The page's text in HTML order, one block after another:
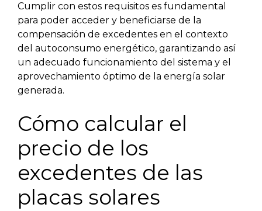
Cumplir con estos requisitos es fundamental
para poder acceder y beneficiarse de la
compensación de excedentes en el contexto
del autoconsumo energético, garantizando así
un adecuado funcionamiento del sistema y el
aprovechamiento óptimo de la energía solar
generada.
Cómo calcular el
precio de los
excedentes de las
placas solares